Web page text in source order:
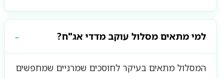
למי מתאים מסלול עוקב מדדי אג"ח?
המסלול מתאים בעיקר לחוסכים שמרניים שמחפשים